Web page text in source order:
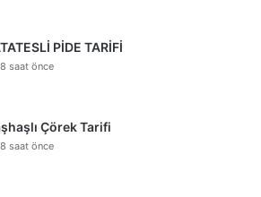
PİDE TARİFİ
saat önce
Çörek Tarifi
saat önce